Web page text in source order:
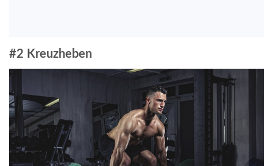
#2 Kreuzheben